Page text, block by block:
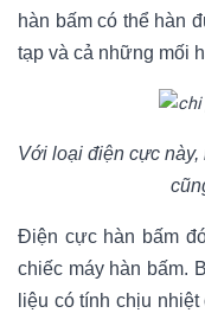
hàn bấm có thể hàn
tạp và cả những mối
Với loại điện cực này,
Điện cực hàn bấm
chiếc máy hàn bấm.
liệu có tính chịu